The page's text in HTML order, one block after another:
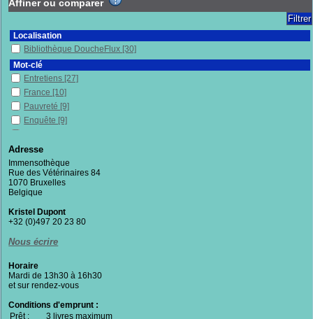
Affiner ou comparer
Localisation
Bibliothèque DoucheFlux [30]
Mot-clé
Entretiens [27]
France [10]
Pauvreté [9]
Enquête [9]
Citoyenneté
Immenses[5]
Conditions de vie[5]
Philosophie
Belgique[5]
Vulnérabilité(s)
Logement
Mots [4]
Sans-chez-soi
Solidarité[4]
Lutte contre la pauvreté
Adresse
Immensothèque
Rue des Vétérinaires 84
1070 Bruxelles
Belgique
Kristel Dupont
+32 (0)497 20 23 80
Nous écrire
Horaire
Mardi de 13h30 à 16h30
et sur rendez-vous
Conditions d'emprunt :
Prêt :
3 livres maximum